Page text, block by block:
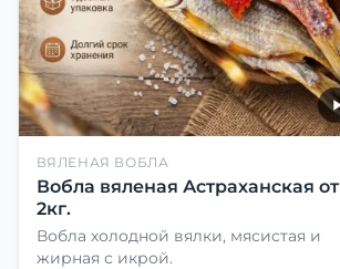
ВЯЛЕНАЯ ВОБЛА
Вобла вяленая Астраханская от
2кг.
Вобла холодной вялки, мясистая и
жирная с икрой.